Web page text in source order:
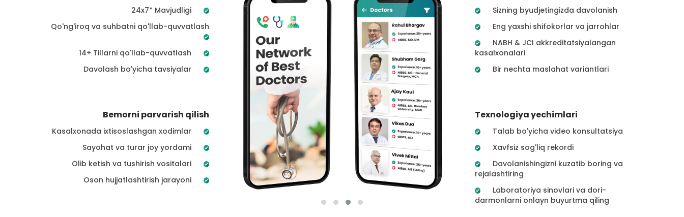
24x7* Mavjudligi
Qo'ng'iroq va suhbatni qo'llab-quvvatlash
14+ Tillarni qo'llab-quvvatlash
Davolash bo'yicha tavsiyalar
Bemorni parvarish qilish
Kasalxonada ixtisoslashgan xodimlar
Sayohat va turar joy yordami
Olib ketish va tushirish vositalari
Oson hujjatlashtirish jarayoni
Sizning byudjetingizda davolanish
Eng yaxshi shifokorlar va jarrohlar
NABH & JCI akkreditatsiyalangan
kasalxonalari
Bir nechta maslahat variantlari
Texnologiya yechimlari
Talab bo'yicha video konsultatsiya
Xavfsiz sog'liq rekordi
Davolanishingizni kuzatib boring va
rejalashtiring
Laboratoriya sinovlari va dori-
darmonlarni onlayn buyurtma qiling